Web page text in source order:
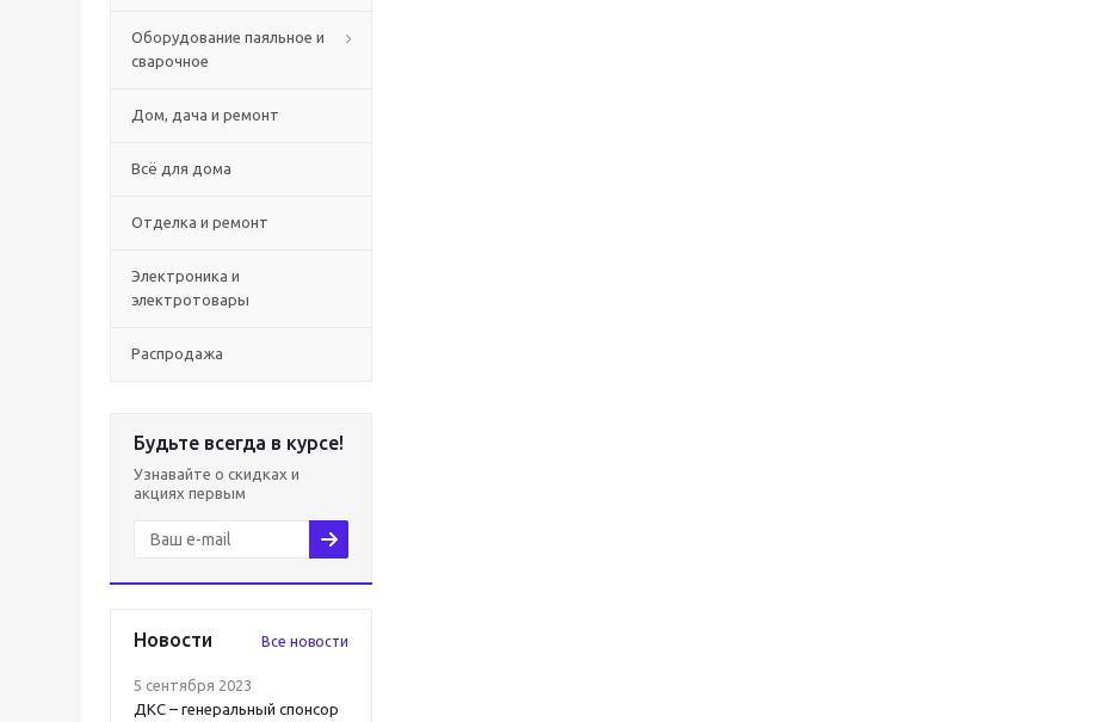
Оборудование паяльное и
сварочное
Дом, дача и ремонт
Всё для дома
Отделка и ремонт
Электроника и
электротовары
Распродажа
Будьте всегда в курсе!
Узнавайте о скидках и
акциях первым
Новости Все новости
5 сентября 2023
ДКС – генеральный спонсор